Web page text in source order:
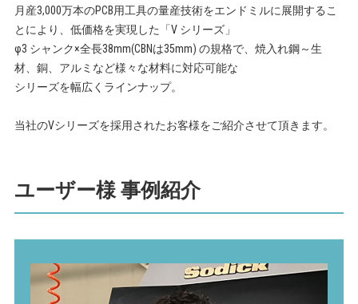
月産3,000万本のPCB用工具の量産技術をエンドミルに展開するこ
とにより、低価格を実現した「V シリーズ」
φ3 シャンク×全長38mm(CBNは35mm) の規格で、焼入れ鋼～生
材、銅、アルミなど様々な材料に対応可能な
シリーズを幅広くラインナップ。
当社のVシリーズを採用されたお客様をご紹介させて頂きます。
ユーザー様 事例紹介